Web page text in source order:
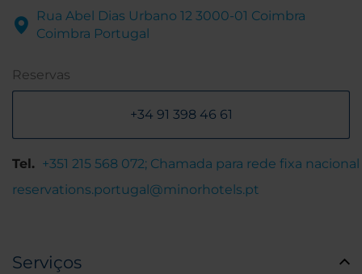
Rua Abel Dias Urbano 12 3000-01 Coimbra
Coimbra Portugal
Reservas
+34 91 398 46 61
Tel. +351 215 568 072; Chamada para rede fixa nacional
reservations.portugal@minorhotels.pt
Serviços